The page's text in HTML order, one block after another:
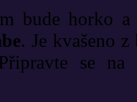
bude horko a
. Je kvašeno
se